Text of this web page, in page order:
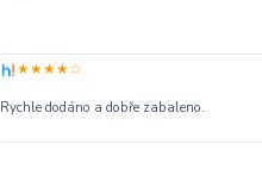
★★★★☆
Rychle dodáno a dobře zabaleno.